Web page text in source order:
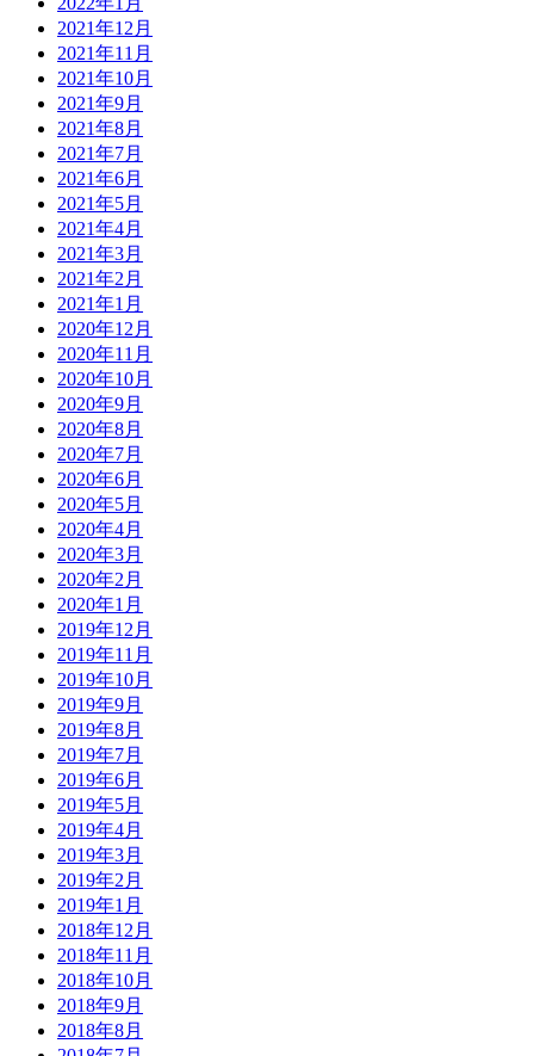
2021年12月
2021年11月
2021年10月
2021年9月
2021年8月
2021年7月
2021年6月
2021年5月
2021年4月
2021年3月
2021年2月
2021年1月
2020年12月
2020年11月
2020年10月
2020年9月
2020年8月
2020年7月
2020年6月
2020年5月
2020年4月
2020年3月
2020年2月
2020年1月
2019年12月
2019年11月
2019年10月
2019年9月
2019年8月
2019年7月
2019年6月
2019年5月
2019年4月
2019年3月
2019年2月
2019年1月
2018年12月
2018年11月
2018年10月
2018年9月
2018年8月